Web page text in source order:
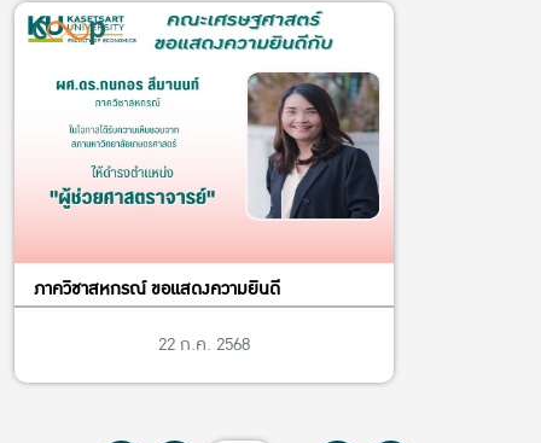
ภาควิชาสหกรณ์ ขอแสดงความยินดี
22 ก.ค. 2568